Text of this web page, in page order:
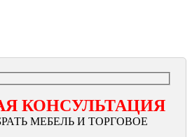
КОНСУЛЬТАЦИЯ
МЕБЕЛЬ И ТОРГОВОЕ